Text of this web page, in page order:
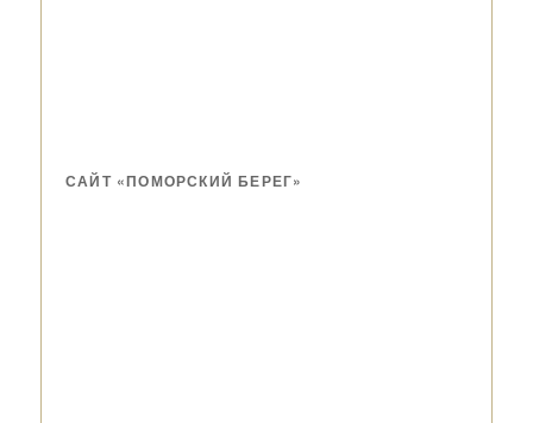
САЙТ «ПОМОРСКИЙ БЕРЕГ»